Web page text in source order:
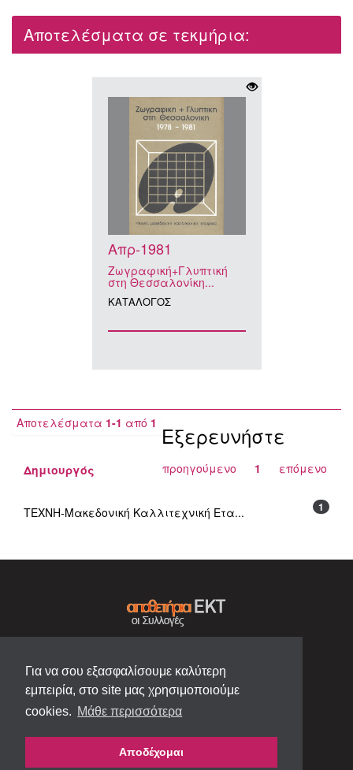
Για να σου εξασφαλίσουμε καλύτερη
εμπειρία, στο site μας χρησιμοποιούμε
cookies. Μάθε περισσότερα
Αποδέχομαι
Αποτελέσματα σε τεκμήρια:
Απρ-1981
Ζωγραφική+Γλυπτική
στη Θεσσαλονίκη...
ΚΑΤAΛΟΓΟΣ
Αποτελέσματα 1-1 από 1
προηγούμενο 1 επόμενο
Εξερευνήστε
Δημιουργός
1
ΤΕΧΝΗ-Μακεδονική Καλλιτεχνική Ετα...